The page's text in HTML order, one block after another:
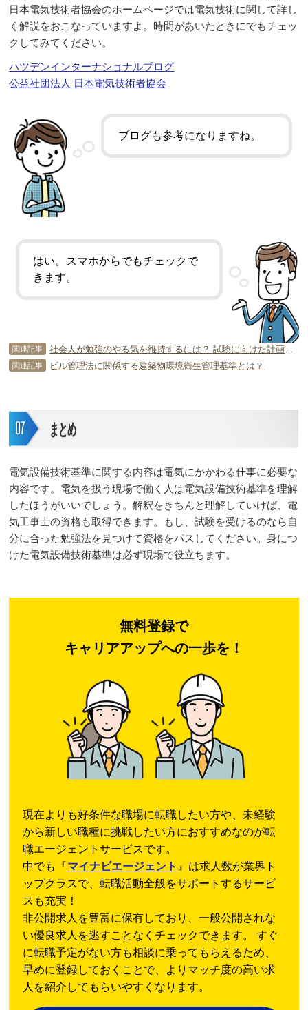
日本電気技術者協会のホームページでは電気技術に関して詳し
く解説をおこなっていますよ。時間があいたときにでもチェッ
クしてみてください。
ハツデンインターナショナルブログ
公益社団法人 日本電気技術者協会
ブログも参考になりますね。
はい。スマホからでもチェックで
きます。
関連記事
関連記事 ビル管理法に関係する建築物環境衛生管理基準とは？
まとめ
電気設備技術基準に関する内容は電気にかかわる仕事に必要な
内容です。電気を扱う現場で働く人は電気設備技術基準を理解
したほうがいいでしょう。解釈をきちんと理解していけば、電
気工事士の資格も取得できます。もし、試験を受けるのなら自
分に合った勉強法を見つけて資格をパスしてください。身につ
けた電気設備技術基準は必ず現場で役立ちます。
無料登録で
キャリアアップへの一歩を！
現在よりも好条件な職場に転職したい方や、未経験
から新しい職種に挑戦したい方におすすめなのが転
職エージェントサービスです。
中でも『マイナビエージェント 』は求人数が業界ト
ップクラスで、転職活動全般をサポートするサービ
スも充実！
非公開求人を豊富に保有しており、一般公開されな
い優良求人を逃すことなくチェックできます。 すぐ
に転職予定がない方も相談に乗ってもらえるため、
早めに登録しておくことで、よりマッチ度の高い求
人を紹介してもらいやすくなります。